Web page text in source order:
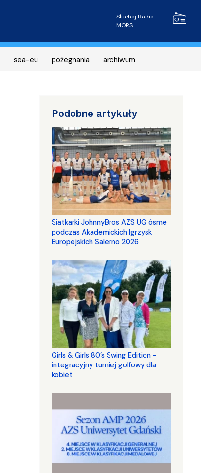
Radio
Słuchaj Radia
MORS
sea-eu pożegnania archiwum
Podobne artykuły
Siatkarki JohnnyBros AZS UG ósme
podczas Akademickich Igrzysk
Europejskich Salerno 2026
Girls & Girls 80’s Swing Edition -
integracyjny turniej golfowy dla
kobiet